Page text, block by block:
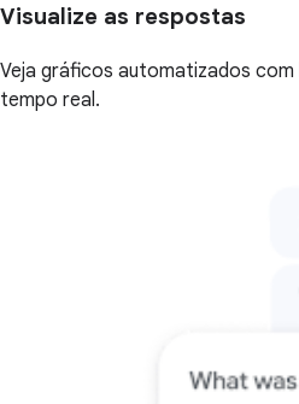
Visualize as respostas
Veja gráficos automatizados
tempo real.